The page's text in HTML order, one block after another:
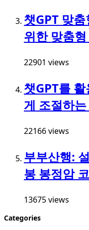
챗GPT 맞
위한 맞춤
22901 views
챗GPT를
게 조절하
22166 views
부부산행:
봉 봉정암
13675 views
Categories